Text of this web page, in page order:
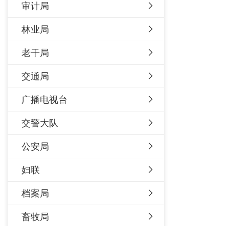
审计局
林业局
老干局
交通局
广播电视台
交警大队
公安局
妇联
档案局
畜牧局